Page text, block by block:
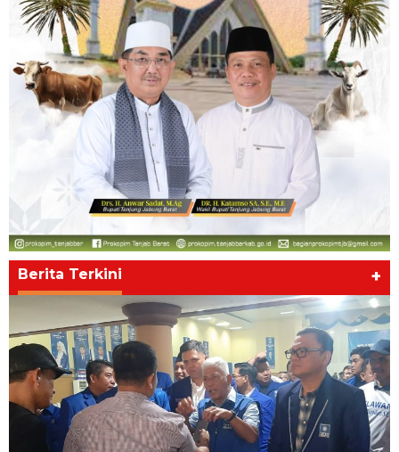
Berita Terkini +